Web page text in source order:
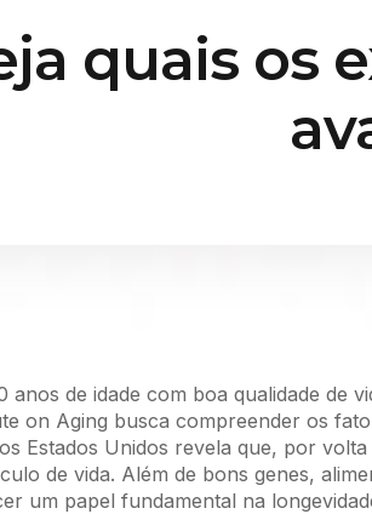
quais os
anos de idade com boa qualidade de
on Aging busca compreender os
Estados Unidos revela que, por
de vida. Além de bons genes,
um papel fundamental na